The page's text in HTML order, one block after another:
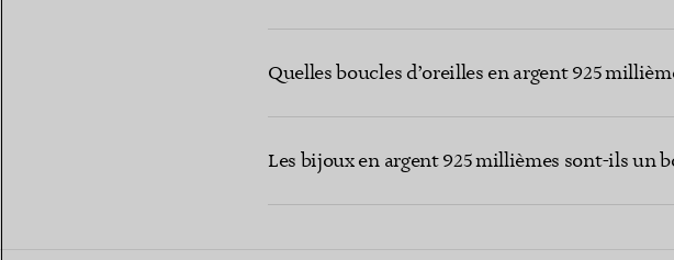
Quelles boucles d’oreilles en argent 925
Les bijoux en argent 925 millièmes sont-ils un